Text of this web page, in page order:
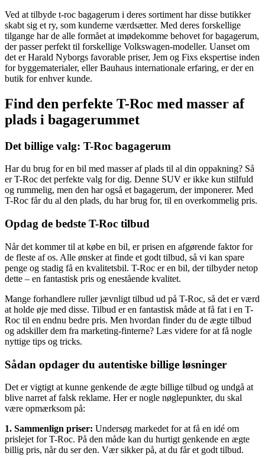
Ved at tilbyde t-roc bagagerum i deres sortiment har disse butikker
skabt sig et ry, som kunderne værdsætter. Med deres forskellige
tilgange har de alle formået at imødekomme behovet for bagagerum,
der passer perfekt til forskellige Volkswagen-modeller. Uanset om
det er Harald Nyborgs favorable priser, Jem og Fixs ekspertise inden
for byggematerialer, eller Bauhaus internationale erfaring, er der en
butik for enhver kunde.
Find den perfekte T-Roc med masser af
plads i bagagerummet
Det billige valg: T-Roc bagagerum
Har du brug for en bil med masser af plads til al din oppakning? Så
er T-Roc det perfekte valg for dig. Denne SUV er ikke kun stilfuld
og rummelig, men den har også et bagagerum, der imponerer. Med
T-Roc får du al den plads, du har brug for, til en overkommelig pris.
Opdag de bedste T-Roc tilbud
Når det kommer til at købe en bil, er prisen en afgørende faktor for
de fleste af os. Alle ønsker at finde et godt tilbud, så vi kan spare
penge og stadig få en kvalitetsbil. T-Roc er en bil, der tilbyder netop
dette – en fantastisk pris og enestående kvalitet.
Mange forhandlere ruller jævnligt tilbud ud på T-Roc, så det er værd
at holde øje med disse. Tilbud er en fantastisk måde at få fat i en T-
Roc til en endnu bedre pris. Men hvordan finder du de ægte tilbud
og adskiller dem fra marketing-finterne? Læs videre for at få nogle
nyttige tips og tricks.
Sådan opdager du autentiske billige løsninger
Det er vigtigt at kunne genkende de ægte billige tilbud og undgå at
blive narret af falsk reklame. Her er nogle nøglepunkter, du skal
være opmærksom på:
1. Sammenlign priser: Undersøg markedet for at få en idé om
prislejet for T-Roc. På den måde kan du hurtigt genkende en ægte
billig pris, når du ser den. Vær sikker på, at du får et godt tilbud.